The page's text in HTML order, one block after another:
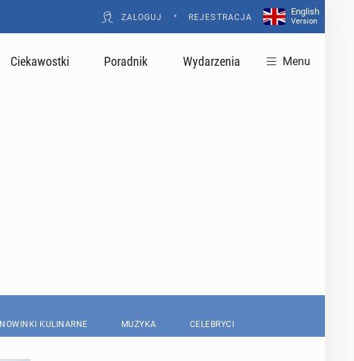
ZALOGUJ • REJESTRACJA
English
Version
Ciekawostki Poradnik Wydarzenia Menu
NOWINKI KULINARNE MUZYKA CELEBRYCI